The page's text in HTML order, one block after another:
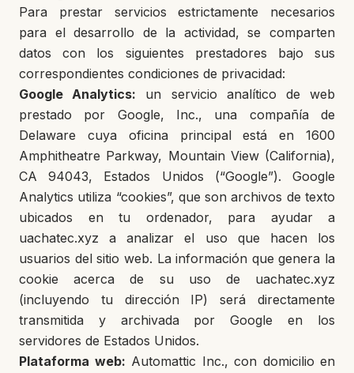
Para prestar servicios estrictamente necesarios
para el desarrollo de la actividad, se comparten
datos con los siguientes prestadores bajo sus
correspondientes condiciones de privacidad:
Google Analytics: un servicio analítico de web
prestado por Google, Inc., una compañía de
Delaware cuya oficina principal está en 1600
Amphitheatre Parkway, Mountain View (California),
CA 94043, Estados Unidos (“Google”). Google
Analytics utiliza “cookies”, que son archivos de texto
ubicados en tu ordenador, para ayudar a
uachatec.xyz a analizar el uso que hacen los
usuarios del sitio web. La información que genera la
cookie acerca de su uso de uachatec.xyz
(incluyendo tu dirección IP) será directamente
transmitida y archivada por Google en los
servidores de Estados Unidos.
Plataforma web: Automattic Inc., con domicilio en